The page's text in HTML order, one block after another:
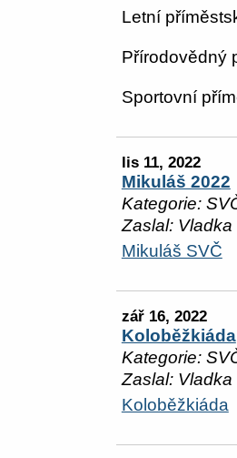
Letní
Přírodovědný
Sportovní
lis 11, 2022
Mikuláš 2022
Kategorie:
Zaslal: Vladka
Mikuláš SVČ
zář 16, 2022
Koloběžkiáda
Kategorie:
Zaslal: Vladka
Koloběžkiáda